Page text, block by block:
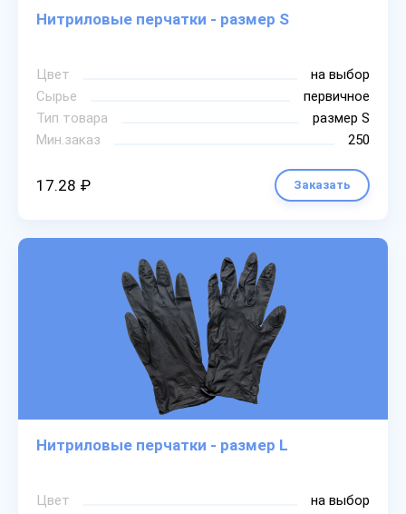
Нитриловые перчатки - размер S
Цвет
на выбор
Сырье
первичное
Тип товара
размер S
Мин.заказ
250
17.28 ₽ Заказать
Нитриловые перчатки - размер L
Цвет
на выбор